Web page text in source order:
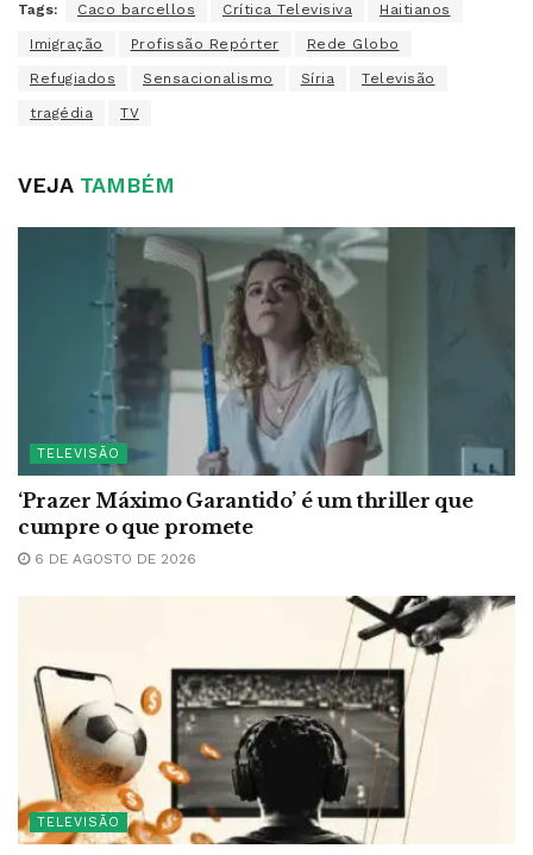
Tags: Caco barcellos Crítica Televisiva Haitianos
Imigração Profissão Repórter Rede Globo
Refugiados Sensacionalismo Síria Televisão
tragédia TV
VEJATAMBÉM
TELEVISÃO
‘Prazer Máximo Garantido’ é um thriller que
cumpre o que promete
6 DE AGOSTO DE 2026
TELEVISÃO